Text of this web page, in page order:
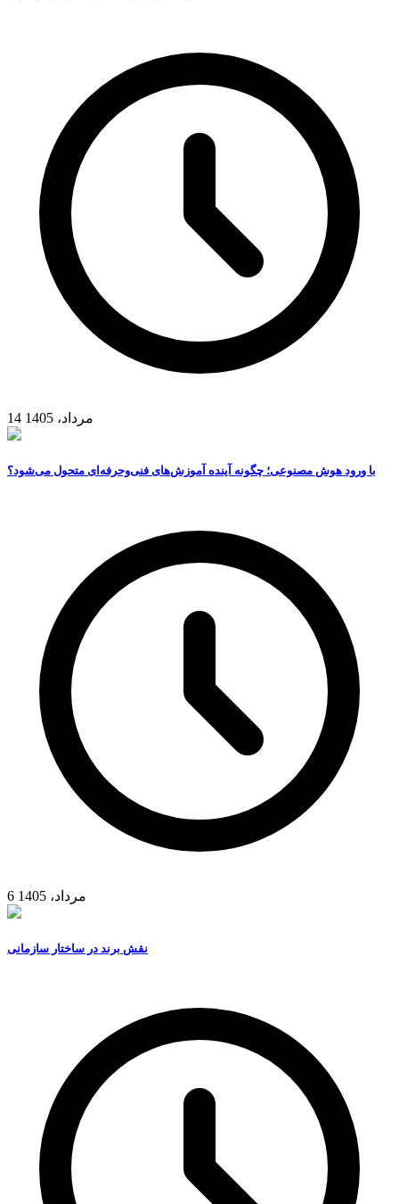
14 مرداد، 1405
با ورود هوش مصنوعی؛ چگونه آینده آموزش‌های فنی‌وحرفه‌ای متحول می‌شود؟
6 مرداد، 1405
نقش برند در ساختار سازمانی